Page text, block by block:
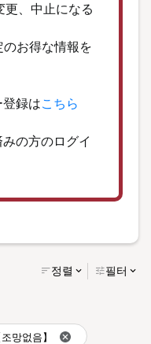
、中止になる
のお得な情報を
録はこちら
の方のログイ
정렬 필터
망없음】